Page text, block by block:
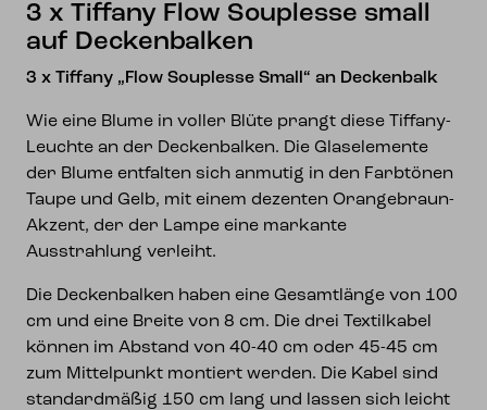
3 x Tiffany Flow Souplesse small
auf Deckenbalken
3 x Tiffany „Flow Souplesse Small“ an Deckenbalk
Wie eine Blume in voller Blüte prangt diese Tiffany-
Leuchte an der Deckenbalken. Die Glaselemente
der Blume entfalten sich anmutig in den Farbtönen
Taupe und Gelb, mit einem dezenten Orangebraun-
Akzent, der der Lampe eine markante
Ausstrahlung verleiht.
Die Deckenbalken haben eine Gesamtlänge von 100
cm und eine Breite von 8 cm. Die drei Textilkabel
können im Abstand von 40-40 cm oder 45-45 cm
zum Mittelpunkt montiert werden. Die Kabel sind
standardmäßig 150 cm lang und lassen sich leicht